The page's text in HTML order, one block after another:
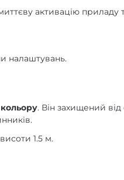
активацію приладу
налаштувань.
. Він захищений від
1.5 м.